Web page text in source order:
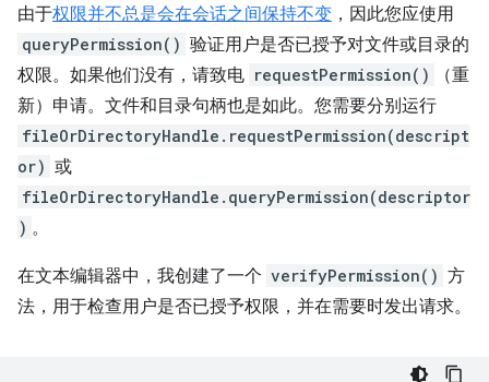
由于权限并不总是会在会话之间保持不变 ，因此您应使用
queryPermission() 验证用户是否已授予对文件或目录的
权限。如果他们没有，请致电 requestPermission()
（重
新）申请。文件和目录句柄也是如此。您需要分别运行
fileOrDirectoryHandle.requestPermission(descript
or) 或
fileOrDirectoryHandle.queryPermission(descriptor
) 。
在文本编辑器中，我创建了一个 verifyPermission() 方
法，用于检查用户是否已授予权限，并在需要时发出请求。